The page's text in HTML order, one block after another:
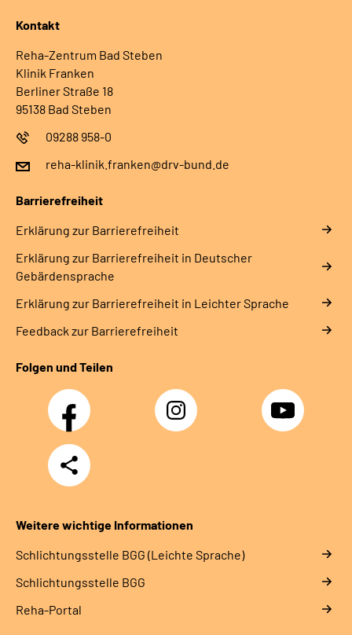
Kontakt
Reha-Zentrum Bad Steben
Klinik Franken
Berliner Straße 18
95138 Bad Steben
09288 958-0
reha-klinik.franken@drv-bund.de
Barrierefreiheit
Erklärung zur Barrierefreiheit
Erklärung zur Barrierefreiheit in Deutscher
Gebärdensprache
Erklärung zur Barrierefreiheit in Leichter Sprache
Feedback zur Barrierefreiheit
Folgen und Teilen
Facebook Instagram YouTube
Teilen
Weitere wichtige Informationen
Schlich­tungs­stel­le BGG (Leichte Sprache)
Schlich­tungs­stel­le BGG
Reha-Portal